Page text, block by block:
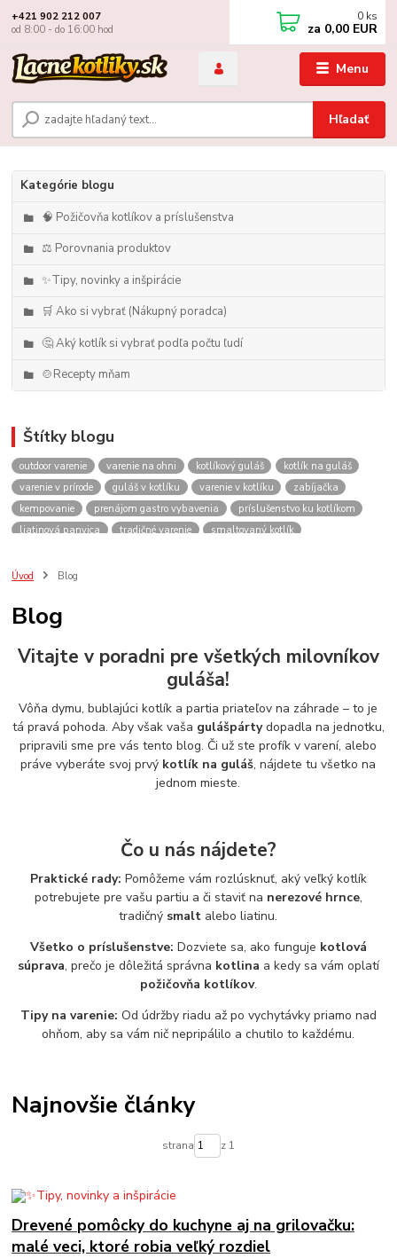
Menu
Hľadať
+421 902 212 007
od 8:00 - do 16:00 hod
0 ks
za 0,00 EUR
Kategórie blogu
🧠 Požičovňa kotlíkov a príslušenstva
⚖️ Porovnania produktov
✨Tipy, novinky a inšpirácie
🛒 Ako si vybrať (Nákupný poradca)
🤔 Aký kotlík si vybrať podľa počtu ľudí
🍲Recepty mňam
Štítky blogu
outdoor varenie varenie na ohni kotlíkový guláš
kotlík na guláš
varenie v prírode
guláš v kotlíku varenie v kotlíku
zabíjačka
kempovanie
prenájom gastro vybavenia
príslušenstvo ku kotlíkom
liatinová panvica
tradičné varenie
smaltovaný kotlík
akcie
spoločenské akcie
rental
varenie gulášu
požičovňa hrncov nerezový hrniec 30l
oslava
výber kotlíka
Úvod Blog
Blog
Vitajte v poradni pre všetkých milovníkov
guláša!
Vôňa dymu, bublajúci kotlík a partia priateľov na záhrade – to je
tá pravá pohoda. Aby však vaša gulášpártydopadla na jednotku,
pripravili sme pre vás tento blog. Či už ste profík v varení, alebo
práve vyberáte svoj prvý kotlík na guláš, nájdete tu všetko na
jednom mieste.
Čo u nás nájdete?
Praktické rady: Pomôžeme vám rozlúsknuť, aký veľký kotlík
potrebujete pre vašu partiu a či staviť na nerezové hrnce,
tradičný smalt alebo liatinu.
Všetko o príslušenstve: Dozviete sa, ako funguje kotlová
súprava, prečo je dôležitá správna kotlina a kedy sa vám oplatí
požičovňa kotlíkov.
Tipy na varenie: Od údržby riadu až po vychytávky priamo nad
ohňom, aby sa vám nič nepripálilo a chutilo to každému.
Najnovšie články
strana z 1
Drevené pomôcky do kuchyne aj na grilovačku:
malé veci, ktoré robia veľký rozdiel